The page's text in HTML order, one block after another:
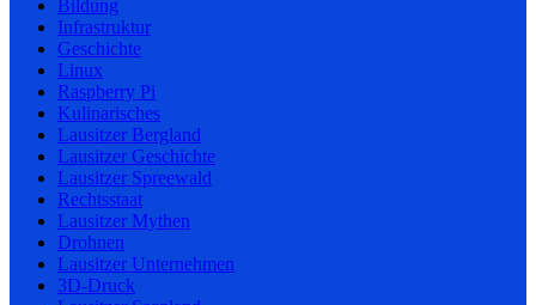
Bildung
Infrastruktur
Geschichte
Linux
Raspberry Pi
Kulinarisches
Lausitzer Bergland
Lausitzer Geschichte
Lausitzer Spreewald
Rechtsstaat
Lausitzer Mythen
Drohnen
Lausitzer Unternehmen
3D-Druck